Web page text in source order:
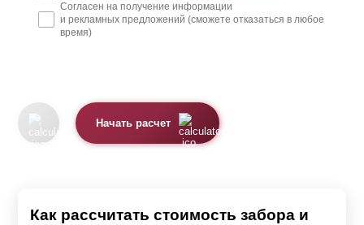
Согласен на получение информации
и рекламных предложений (сможете отказаться в любое
время)
Начать расчет
Как рассчитать стоимость забора и